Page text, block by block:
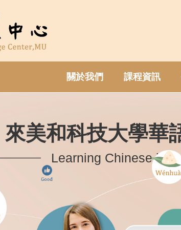
關於我們 課程資訊
來美和科技大學華
Learning Chinese in